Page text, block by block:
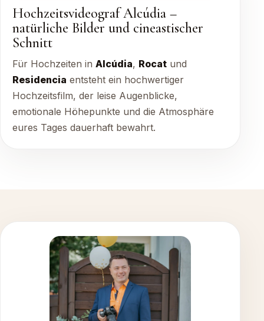
Hochzeitsvideograf Alcúdia –
natürliche Bilder und cineastischer
Schnitt
Für Hochzeiten in Alcúdia, Rocat und
Residencia entsteht ein hochwertiger
Hochzeitsfilm, der leise Augenblicke,
emotionale Höhepunkte und die Atmosphäre
eures Tages dauerhaft bewahrt.